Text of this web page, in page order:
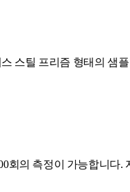
스틸 프리즘 형태의 샘
회의 측정이 가능합니다